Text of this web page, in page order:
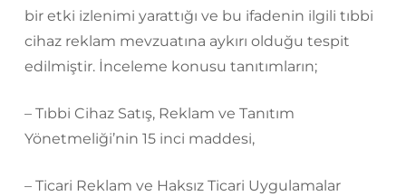
bir etki izlenimi yarattığı ve bu ifadenin ilgili tıbbi
cihaz reklam mevzuatına aykırı olduğu tespit
edilmiştir. İnceleme konusu tanıtımların;
– Tıbbi Cihaz Satış, Reklam ve Tanıtım
Yönetmeliği’nin 15 inci maddesi,
– Ticari Reklam ve Haksız Ticari Uygulamalar